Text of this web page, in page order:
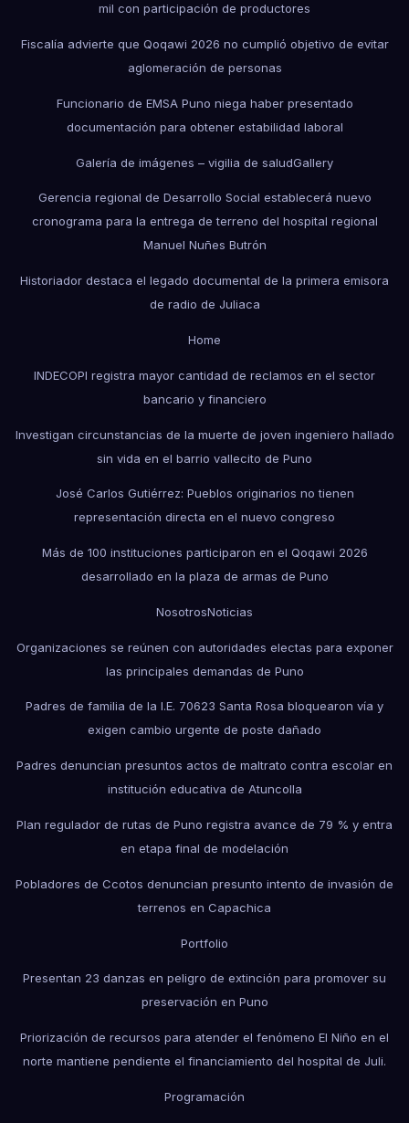
mil con participación de productores
Fiscalía advierte que Qoqawi 2026 no cumplió objetivo de evitar
aglomeración de personas
Funcionario de EMSA Puno niega haber presentado
documentación para obtener estabilidad laboral
Galería de imágenes – vigilia de saludGallery
Gerencia regional de Desarrollo Social establecerá nuevo
cronograma para la entrega de terreno del hospital regional
Manuel Nuñes Butrón
Historiador destaca el legado documental de la primera emisora
de radio de Juliaca
Home
INDECOPI registra mayor cantidad de reclamos en el sector
bancario y financiero
Investigan circunstancias de la muerte de joven ingeniero hallado
sin vida en el barrio vallecito de Puno
José Carlos Gutiérrez: Pueblos originarios no tienen
representación directa en el nuevo congreso
Más de 100 instituciones participaron en el Qoqawi 2026
desarrollado en la plaza de armas de Puno
NosotrosNoticias
Organizaciones se reúnen con autoridades electas para exponer
las principales demandas de Puno
Padres de familia de la I.E. 70623 Santa Rosa bloquearon vía y
exigen cambio urgente de poste dañado
Padres denuncian presuntos actos de maltrato contra escolar en
institución educativa de Atuncolla
Plan regulador de rutas de Puno registra avance de 79 % y entra
en etapa final de modelación
Pobladores de Ccotos denuncian presunto intento de invasión de
terrenos en Capachica
Portfolio
Presentan 23 danzas en peligro de extinción para promover su
preservación en Puno
Priorización de recursos para atender el fenómeno El Niño en el
norte mantiene pendiente el financiamiento del hospital de Juli.
Programación